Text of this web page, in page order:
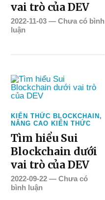
vai trò của DEV
2022-11-03 —Chưa có bình
luận
KIẾN THỨC BLOCKCHAIN,
NÂNG CAO KIẾN THỨC
Tìm hiểu Sui
Blockchain dưới
vai trò của DEV
2022-09-22 —Chưa có
bình luận